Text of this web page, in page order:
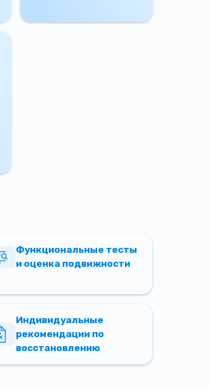
Функциональные тесты
и оценка подвижности
Индивидуальные
рекомендации по
восстановлению